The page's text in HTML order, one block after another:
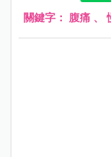
題，但許多父母又
關鍵字： 腹痛 、